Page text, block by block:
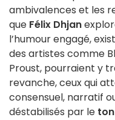
ambivalences et les
que Félix Dhjan
l’humour engagé,
des artistes comme
Proust, pourraient y
revanche, ceux qui
consensuel, narratif
déstabilisés par le